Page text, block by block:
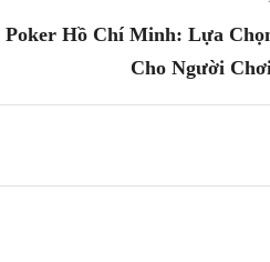
Poker Hồ Chí Minh: Lựa
Cho Người